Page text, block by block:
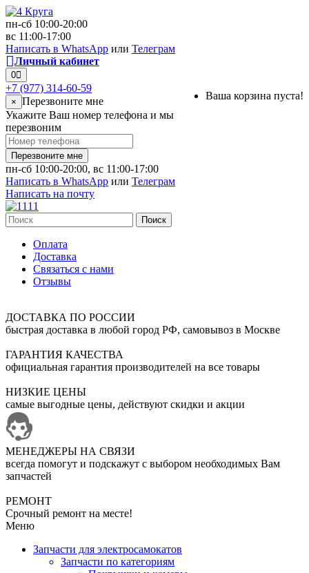
пн-сб 10:00-20:00
вс 11:00-17:00
Написать в WhatsApp или Телеграм
Личный кабинет
0
Ваша корзина пуста!
+7 (977) 314-60-59
× Перезвоните мне
Укажите Ваш номер телефона и мы
перезвоним
Перезвоните мне
пн-сб 10:00-20:00, вс 11:00-17:00
Написать в WhatsApp или Телеграм
Написать на почту
Поиск
Оплата
Доставка
Связаться с нами
Отзывы
ДОСТАВКА ПО РОССИИ
быстрая доставка в любой город РФ, самовывоз в Москве
ГАРАНТИЯ КАЧЕСТВА
официальная гарантия производителей на все товары
НИЗКИЕ ЦЕНЫ
самые выгодные цены, действуют скидки и акции
МЕНЕДЖЕРЫ НА СВЯЗИ
всегда помогут и подскажут с выбором необходимых Вам
запчастей
РЕМОНТ
Срочный ремонт на месте!
Меню
Запчасти для электросамокатов
Запчасти по категориям